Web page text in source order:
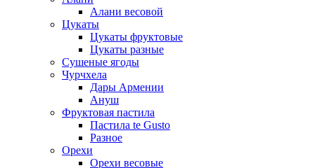
Алани весовой
Цукаты
Цукаты фруктовые
Цукаты разные
Сушеные ягоды
Чурчхела
Дары Армении
Ануш
Фруктовая пастила
Пастила te Gusto
Разное
Орехи
Орехи весовые